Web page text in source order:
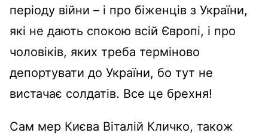
періоду війни – і про біженців з України,
які не дають спокою всій Європі, і про
чоловіків, яких треба терміново
депортувати до України, бо тут не
вистачає солдатів. Все це брехня!
Сам мер Києва Віталій Кличко, також